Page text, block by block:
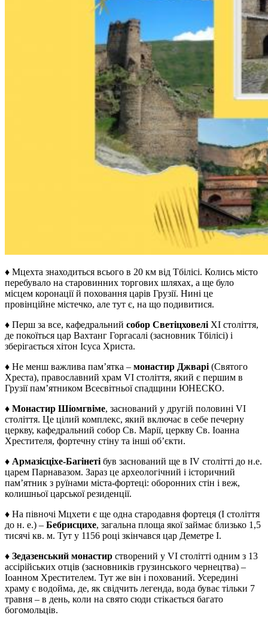
♦ Мцехта знаходиться всього в 20 км від Тбілісі. Колись місто
перебувало на старовинних торгових шляхах, а ще було
місцем коронації й поховання царів Грузії. Нині це
провінційне містечко, але тут є, на що подивитися.
♦ Перш за все, кафедральний собор Светіцховелі XI століття,
де покоїться цар Вахтанг Горгасалі (засновник Тбілісі) і
зберігається хітон Ісуса Христа.
♦ Не менш важлива пам’ятка – монастир Джварі (Святого
Хреста), православний храм VI століття, який є першим в
Грузії пам’ятником Всесвітньої спадщини ЮНЕСКО.
♦ Монастир Шіомгвіме, заснований у другій половині VI
століття. Це цілий комплекс, який включає в себе печерну
церкву, кафедральний собор Св. Марії, церкву Св. Іоанна
Хрестителя, фортечну стіну та інші об’єкти.
♦ Армазісціхе-Багінеті був заснований ще в IV столітті до н.е.
царем Парнавазом. Зараз це археологічний і історичний
пам’ятник з руїнами міста-фортеці: оборонних стін і веж,
колишньої царської резиденції.
♦ На півночі Мцхети є ще одна стародавня фортеця (I століття
до н. е.) – Бебрисцихе, загальна площа якої займає близько 1,5
тисячі кв. м. Тут у 1156 році зкінчався цар Деметре I.
♦ Зедазенський монастир створений у VI столітті одним з 13
ассірійських отців (засновників грузинського чернецтва) –
Іоанном Хрестителем. Тут же він і похований. Усередині
храму є водойма, де, як свідчить легенда, вода буває тільки 7
травня – в день, коли на свято сюди стікається багато
богомольців.